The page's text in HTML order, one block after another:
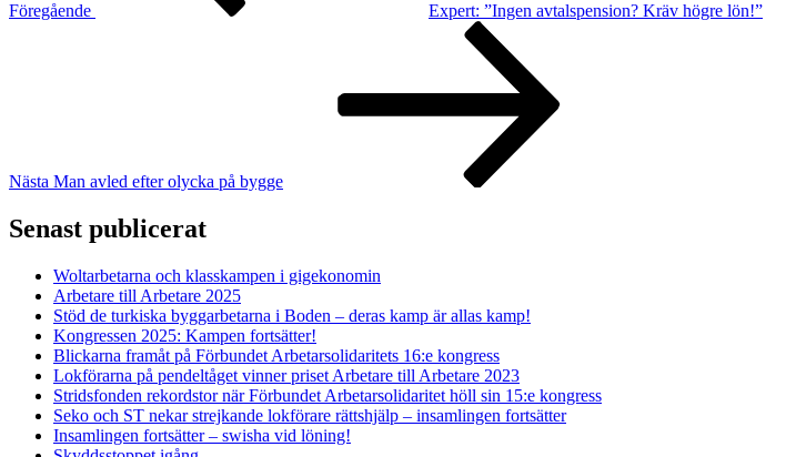
Föregående
Expert: ”Ingen avtalspension? Kräv högre lön!”
Nästa Man avled efter olycka på bygge
Senast publicerat
Woltarbetarna och klasskampen i gigekonomin
Arbetare till Arbetare 2025
Stöd de turkiska byggarbetarna i Boden – deras kamp är allas kamp!
Kongressen 2025: Kampen fortsätter!
Blickarna framåt på Förbundet Arbetarsolidaritets 16:e kongress
Lokförarna på pendeltåget vinner priset Arbetare till Arbetare 2023
Stridsfonden rekordstor när Förbundet Arbetarsolidaritet höll sin 15:e kongress
Seko och ST nekar strejkande lokförare rättshjälp – insamlingen fortsätter
Insamlingen fortsätter – swisha vid löning!